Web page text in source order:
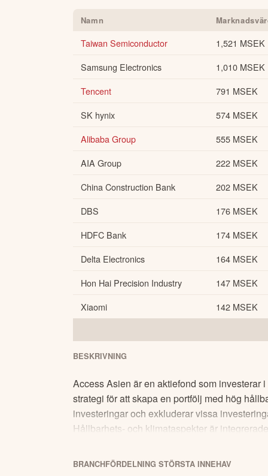
Namn
Taiwan Semiconductor
1,521 MSEK
Samsung Electronics
1,010 MSEK
Tencent
791 MSEK
SK hynix
574 MSEK
Alibaba Group
555 MSEK
AIA Group
222 MSEK
China Construction Bank
202 MSEK
DBS
176 MSEK
HDFC Bank
174 MSEK
Delta Electronics
164 MSEK
Hon Hai Precision Industry
147 MSEK
Xiaomi
142 MSEK
BESKRIVNING
Access Asien är en aktiefond som investerar
strategi för att skapa en portfölj med hög
investeringar och exkluderar vissa
Hållbarhets- och klimataspekter är
BRANCHFÖRDELNING STÖRSTA INNEHAV